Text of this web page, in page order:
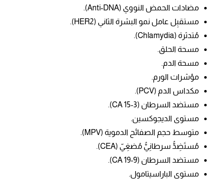
مضادات الحمض النووي (Anti-DNA).
مستقبِل عامل نمو البشرة الثاني (HER2).
مُتدثرة (Chlamydia).
مسحة الحلق.
مسحة الدم.
مؤشرات الورم.
مكداس الدم (PCV).
مستضد السرطان (CA 15-3).
مستوى الديجوكسين.
متوسط حجم الصفائح الدموية (MPV).
مُستَضِدُّ سرطانِيُّ مُضغِيّ (CEA).
مستضد السرطان (CA 19-9).
مستوى الباراسيتامول.